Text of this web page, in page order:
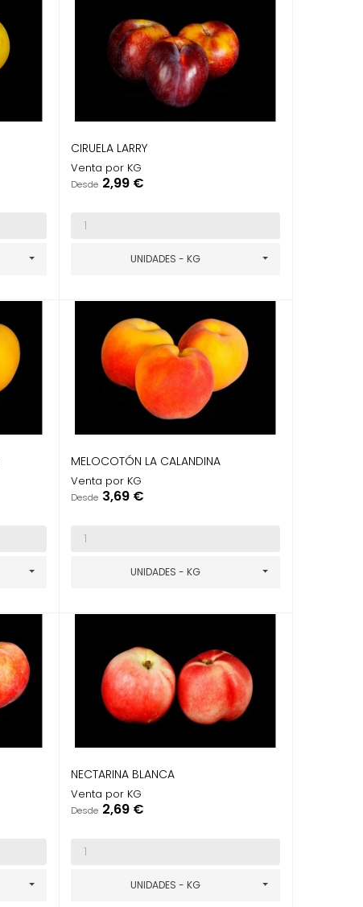
CIRUELA LARRY
Venta por KG
Desde Precio
2,99 €
UNIDADES - KG
MELOCOTÓN LA CALANDINA
Venta por KG
Desde Precio
3,69 €
UNIDADES - KG
NECTARINA BLANCA
Venta por KG
Desde Precio
2,69 €
UNIDADES - KG